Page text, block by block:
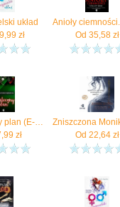
układ
zł
Od 35,58zł
Świąteczny plan (E-book)
zł
Od 22,64zł